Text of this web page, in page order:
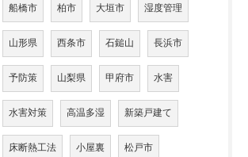
船橋市 柏市 大垣市 湿度管理
山形県 西条市 石鎚山 長浜市
予防策 山梨県 甲府市 水害
水害対策 高温多湿 新築戸建て
床断熱工法 小屋裏 松戸市